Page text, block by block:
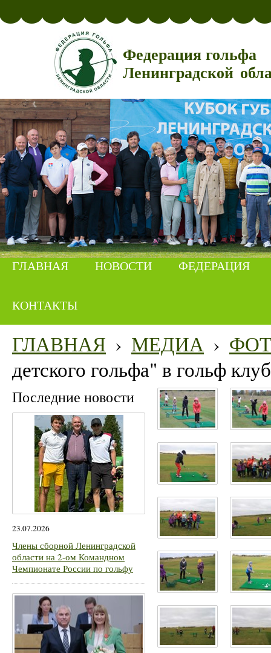
Федерация гольфа
Ленинградской
ГЛАВНАЯ НОВОСТИ ФЕДЕРАЦИЯ
КОНТАКТЫ
ГЛАВНАЯ › МЕДИА ›
детского гольфа" в гольф
Последние новости
23.07.2026
Члены сборной Ленинградской
области на 2-ом Командном
Чемпионате России по гольфу